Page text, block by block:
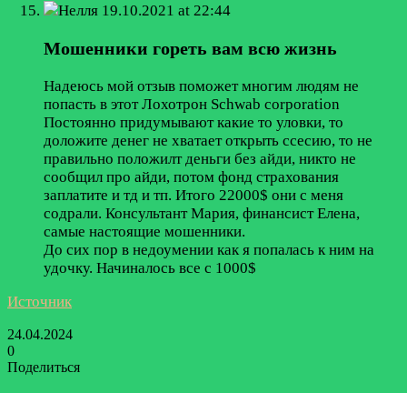
Нелля 19.10.2021 at 22:44
Мошенники гореть вам всю жизнь
Надеюсь мой отзыв поможет многим людям не
попасть в этот Лохотрон Schwab corporation
Постоянно придумывают какие то уловки, то
доложите денег не хватает открыть ссесию, то не
правильно положилт деньги без айди, никто не
сообщил про айди, потом фонд страхования
заплатите и тд и тп. Итого 22000$ они с меня
содрали. Консультант Мария, финансист Елена,
самые настоящие мошенники.
До сих пор в недоумении как я попалась к ним на
удочку. Начиналось все с 1000$
Источник
24.04.2024
0
Поделиться